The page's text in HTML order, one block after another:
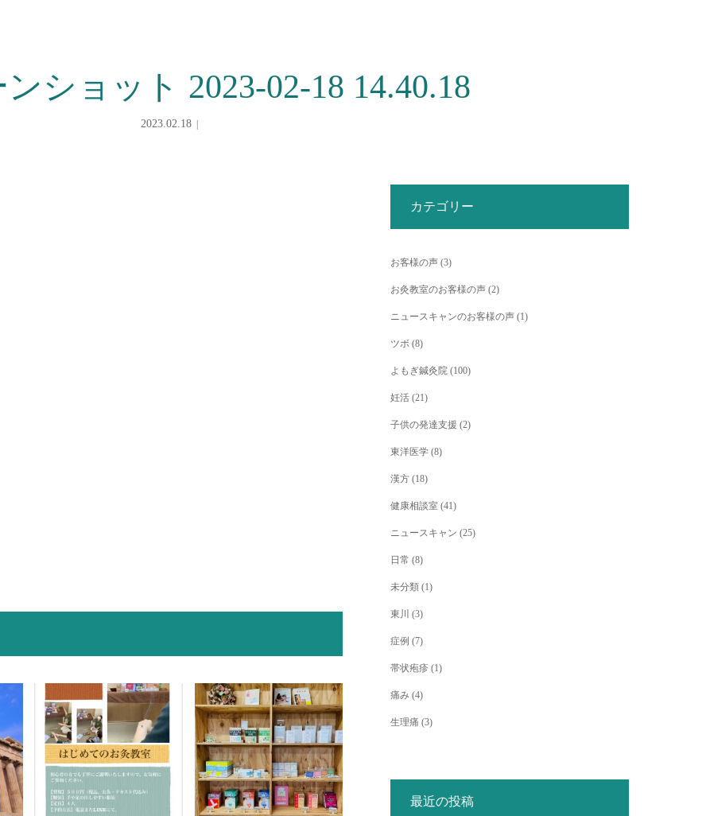
ショット 2023-02-18 14.40.18
2023.02.18
カテゴリー
お客様の声 (3)
お灸教室のお客様の声 (2)
ニュースキャンのお客様の声 (1)
ツボ (8)
よもぎ鍼灸院 (100)
妊活 (21)
子供の発達支援 (2)
東洋医学 (8)
漢方 (18)
健康相談室 (41)
ニュースキャン (25)
日常 (8)
未分類 (1)
東川 (3)
症例 (7)
帯状疱疹 (1)
痛み (4)
生理痛 (3)
最近の投稿